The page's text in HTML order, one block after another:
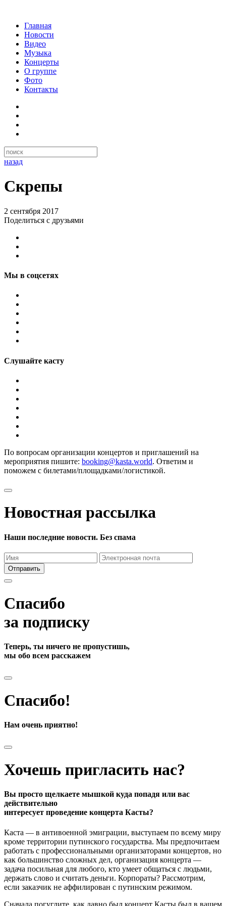
Главная
Новости
Видео
Музыка
Концерты
О группе
Фото
Контакты
назад
Скрепы
2 сентября 2017
Поделиться с друзьями
Мы в соцсетях
Слушайте касту
По вопросам организации концертов и приглашений на
мероприятия пишите: booking@kasta.world. Ответим и
поможем с билетами/площадками/логистикой.
Новостная рассылка
Наши последние новости. Без спама
Отправить
Спасибо
за подписку
Теперь, ты ничего не пропустишь,
мы обо всем расскажем
Спасибо!
Нам очень приятно!
Хочешь пригласить нас?
Вы просто щелкаете мышкой куда попадя или вас
действительно
интересует проведение концерта Касты?
Каста — в антивоенной эмиграции, выступаем по всему миру
кроме территории путинского государства. Мы предпочитаем
работать с профессиональными организаторами концертов, но
как большинство сложных дел, организация концерта —
задача посильная для любого, кто умеет общаться с людьми,
держать слово и считать деньги. Корпораты? Рассмотрим,
если заказчик не аффилирован с путинским режимом.
Сначала погуглите, как давно был концерт Касты был в вашем